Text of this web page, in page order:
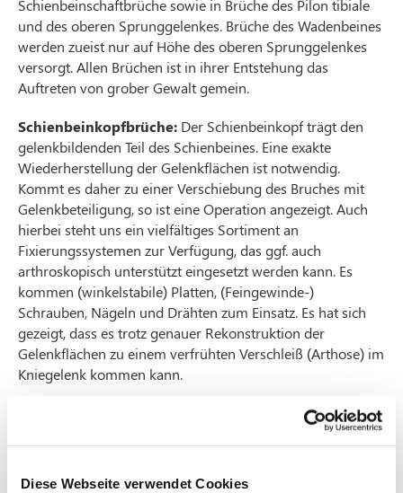
Diese Webseite verwendet Cookies
Schienbeinschaftbrüche sowie in Brüche des Pilon tibiale
und des oberen Sprunggelenkes. Brüche des Wadenbeines
werden zueist nur auf Höhe des oberen Sprunggelenkes
versorgt. Allen Brüchen ist in ihrer Entstehung das
Auftreten von grober Gewalt gemein.
Schienbeinkopfbrüche: Der Schienbeinkopf trägt den
gelenkbildenden Teil des Schienbeines. Eine exakte
Wiederherstellung der Gelenkflächen ist notwendig.
Kommt es daher zu einer Verschiebung des Bruches mit
Gelenkbeteiligung, so ist eine Operation angezeigt. Auch
hierbei steht uns ein vielfältiges Sortiment an
Fixierungssystemen zur Verfügung, das ggf. auch
arthroskopisch unterstützt eingesetzt werden kann. Es
kommen (winkelstabile) Platten, (Feingewinde-)
Schrauben, Nägeln und Drähten zum Einsatz. Es hat sich
gezeigt, dass es trotz genauer Rekonstruktion der
Gelenkflächen zu einem verfrühten Verschleiß (Arthose) im
Kniegelenk kommen kann.
Konservativer und operativer Therapie folgt eine bis zu 12-
wöchige Entlastung der verletzten Extremität. Eine